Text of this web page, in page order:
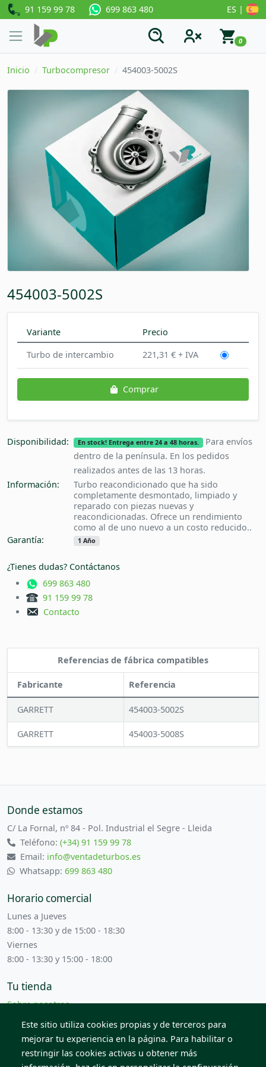
91 159 99 78 699 863 480 ES |
0
Inicio Turbocompresor 454003-5002S
454003-5002S
Variante
Precio
Turbo de intercambio
221,31 € + IVA
Comprar
Disponibilidad: En stock! Entrega entre 24 a 48 horas.
Para envíos
dentro de la península. En los pedidos
realizados antes de las 13 horas.
Información:
Turbo reacondicionado que ha sido
completamente desmontado, limpiado y
reparado con piezas nuevas y
reacondicionadas. Ofrece un rendimiento
como al de uno nuevo a un costo reducido..
Garantía:
1 Año
¿Tienes dudas? Contáctanos
699 863 480
91 159 99 78
Contacto
Referencias de fábrica compatibles
Fabricante Referencia
GARRETT 454003-5002S
GARRETT 454003-5008S
Donde estamos
C/ La Fornal, nº 84 - Pol. Industrial el Segre - Lleida
Teléfono:(+34) 91 159 99 78
Email: info@ventadeturbos.es
Whatsapp: 699 863 480
Horario comercial
Lunes a Jueves
8:00 - 13:30 y de 15:00 - 18:30
Viernes
8:00 - 13:30 y 15:00 - 18:00
Tu tienda
Sobre nosotros
Términos y condiciones
Contacta con nosotros
Este sitio utiliza cookies propias y de terceros para
mejorar tu experiencia en la página. Para habilitar o
restringir las cookies activas u obtener más